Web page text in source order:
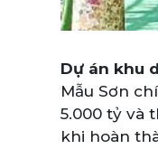
Dự án khu
Mẫu Sơn
5.000 tỷ và
khi hoàn